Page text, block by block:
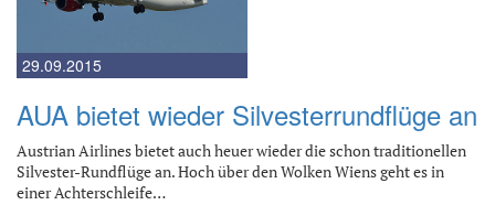
29.09.2015
AUA bietet wieder Silvesterrundflüge an
Austrian Airlines bietet auch heuer wieder die schon traditionellen
Silvester-Rundflüge an. Hoch über den Wolken Wiens geht es in
einer Achterschleife…